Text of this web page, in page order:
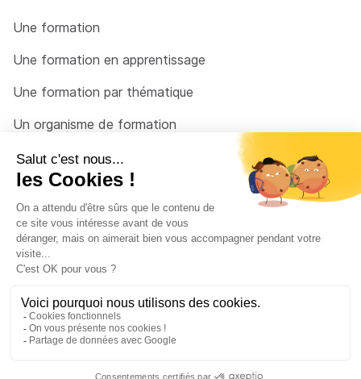
Une formation
Une formation en apprentissage
Une formation par thématique
Un organisme de formation
Un conseiller
Une solution pour raccrocher
© 2026 - Côté Formations - par Via Compétences
Menu Pied de page
Mentions Légales